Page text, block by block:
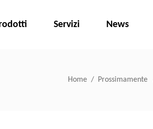
Servizi News
Home / Prossimamente